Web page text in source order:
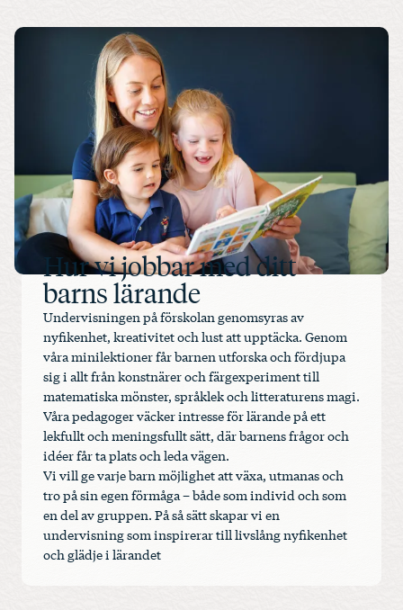
Hur vi jobbar med ditt
barns lärande
Undervisningen på förskolan genomsyras av
nyfikenhet, kreativitet och lust att upptäcka. Genom
våra minilektioner får barnen utforska och fördjupa
sig i allt från konstnärer och färgexperiment till
matematiska mönster, språklek och litteraturens magi.
Våra pedagoger väcker intresse för lärande på ett
lekfullt och meningsfullt sätt, där barnens frågor och
idéer får ta plats och leda vägen.
Vi vill ge varje barn möjlighet att växa, utmanas och
tro på sin egen förmåga – både som individ och som
en del av gruppen. På så sätt skapar vi en
undervisning som inspirerar till livslång nyfikenhet
och glädje i lärandet